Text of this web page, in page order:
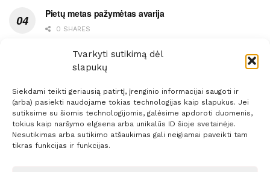
Tvarkyti sutikimą dėl
slapukų
Siekdami teikti geriausią patirtį, įrenginio informacijai saugoti ir
(arba) pasiekti naudojame tokias technologijas kaip slapukus. Jei
sutiksime su šiomis technologijomis, galėsime apdoroti duomenis,
tokius kaip naršymo elgsena arba unikalūs ID šioje svetainėje.
Nesutikimas arba sutikimo atšaukimas gali neigiamai paveikti tam
tikras funkcijas ir funkcijas.
Pietų metas pažymėtas avarija
0 SHARES
Ypatingas dviejų medikių likimo ryšys
0 SHARES
Prenumerata Reklama